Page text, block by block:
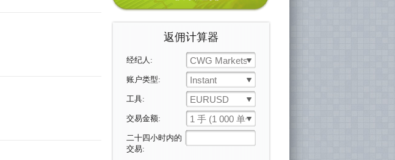
返佣计算器
经纪人: CWG Markets
账户类型: Instant
工具: EURUSD
交易金额: 1 手 (1 000 单位)
二十四小时内的
交易: